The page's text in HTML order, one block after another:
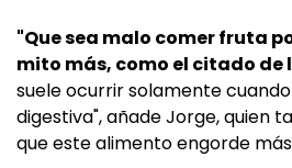
"Que sea malo comer fruta
mito más, como el citado de
suele ocurrir solamente
digestiva", añade Jorge, quien
que este alimento engorde